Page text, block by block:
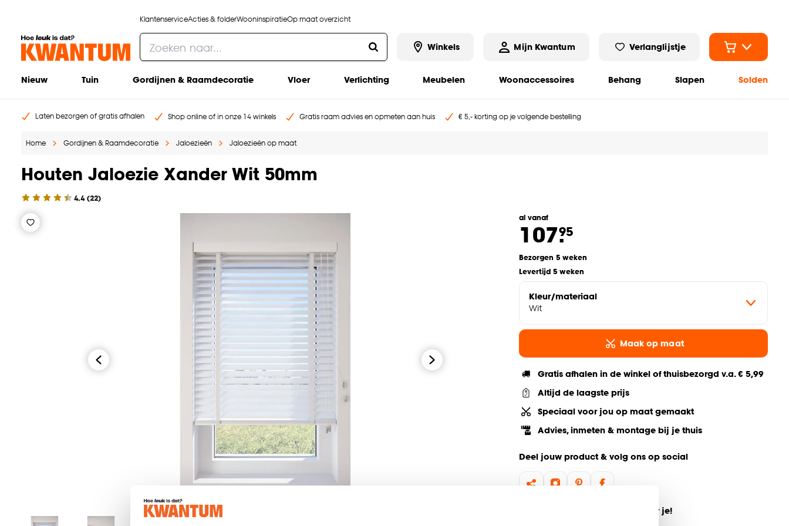
KlantenserviceActies & folderWooninspiratieOp maat overzicht
Winkels Mijn Kwantum Verlanglijstje
Nieuw Tuin Gordijnen & Raamdecoratie Vloer Verlichting Meubelen Woonaccessoires Behang Slapen Solden
Laten bezorgen of gratis afhalen Shop online of in onze 14 winkels Gratis raam advies en opmeten aan huis € 5,- korting op je volgende bestelling
Home Gordijnen & Raamdecoratie Jaloezieën Jaloezieën op maat
Houten Jaloezie Xander Wit 50mm
4.4(22)
al vanaf
107.95
Bezorgen 5 weken
Levertijd 5 weken
Kleur/materiaal
Wit
Maak op maat
Gratis afhalen in de winkel of thuisbezorgd v.a. € 5,99
Altijd de laagste prijs
Speciaal voor jou op maat gemaakt
Advies, inmeten & montage bij je thuis
Deel jouw product & volg ons op social
Hulp nodig? Wij regelen het voor je!